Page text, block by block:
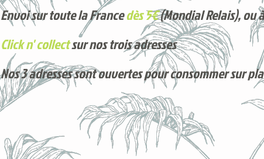
Envoi sur toute la Francedès 5€(Mondial Relais), ou
Click n' collectsur nos trois adresses
Nos 3 adresses sont ouvertes pour consommer sur
Voici nos derniers arrivages !
Produits phares